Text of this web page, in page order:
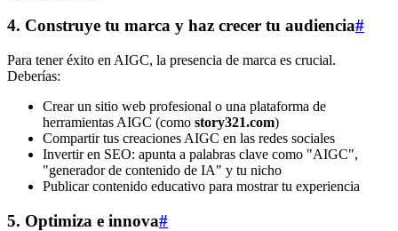
4. Construye tu marca y haz crecer tu audiencia#
Para tener éxito en AIGC, la presencia de marca es crucial.
Deberías:
Crear un sitio web profesional o una plataforma de
herramientas AIGC (como story321.com)
Compartir tus creaciones AIGC en las redes sociales
Invertir en SEO: apunta a palabras clave como "AIGC",
"generador de contenido de IA" y tu nicho
Publicar contenido educativo para mostrar tu experiencia
5. Optimiza e innova#